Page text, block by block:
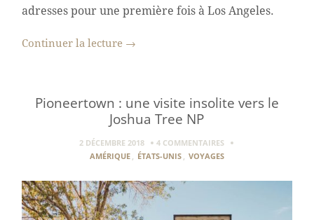
adresses pour une première fois à Los Angeles.
Continuer la lecture →
Pioneertown : une visite insolite vers le
Joshua Tree NP
2 DÉCEMBRE 2018
4 COMMENTAIRES
AMÉRIQUE , ÉTATS-UNIS , VOYAGES